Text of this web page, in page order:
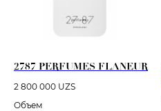
2787 PERFUMES FLANEUR
2 800 000 UZS
Объем